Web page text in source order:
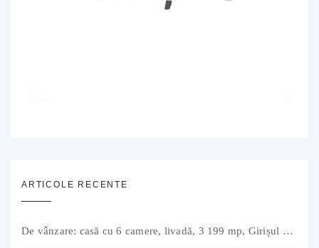
ARTICOLE RECENTE
De vânzare: casă cu 6 camere, livadă, 3 199 mp, Girișul Negru, Bihor, 42 000 Euro. Comision 0.